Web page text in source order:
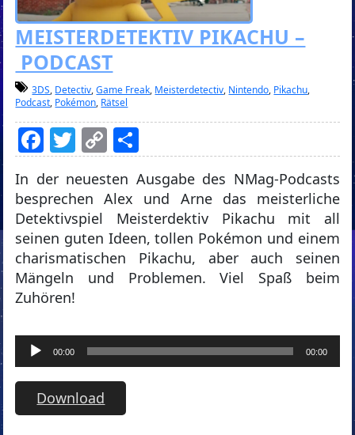
MEISTERDETEKTIV PIKACHU –
PODCAST
3DS, Detectiv,Game Freak, Meisterdetectiv, Nintendo, Pikachu,
Podcast, Pokémon, Rätsel
Facebook
Twitter
Copy
Link
In der neuesten Ausgabe des NMag-Podcasts
besprechen Alex und Arne das meisterliche
Detektivspiel Meisterdektiv Pikachu mit all
seinen guten Ideen, tollen Pokémon und einem
charismatischen Pikachu, aber auch seinen
Mängeln und Problemen. Viel Spaß beim
Zuhören!
Audio-
Player
00:00 00:00
Download